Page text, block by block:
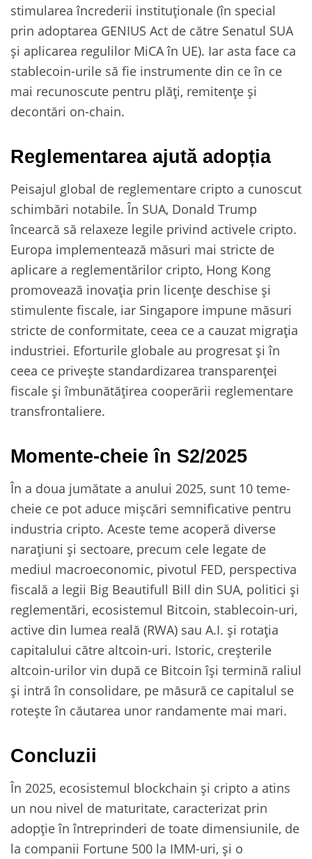
stimularea încrederii instituționale (în special
prin adoptarea GENIUS Act de către Senatul SUA
și aplicarea regulilor MiCA în UE). Iar asta face ca
stablecoin-urile să fie instrumente din ce în ce
mai recunoscute pentru plăți, remitențe și
decontări on-chain.
Reglementarea ajută adopția
Peisajul global de reglementare cripto a cunoscut
schimbări notabile. În SUA, Donald Trump
încearcă să relaxeze legile privind activele cripto.
Europa implementează măsuri mai stricte de
aplicare a reglementărilor cripto, Hong Kong
promovează inovația prin licențe deschise și
stimulente fiscale, iar Singapore impune măsuri
stricte de conformitate, ceea ce a cauzat migrația
industriei. Eforturile globale au progresat și în
ceea ce privește standardizarea transparenței
fiscale și îmbunătățirea cooperării reglementare
transfrontaliere.
Momente-cheie în S2/2025
În a doua jumătate a anului 2025, sunt 10 teme-
cheie ce pot aduce mișcări semnificative pentru
industria cripto. Aceste teme acoperă diverse
narațiuni și sectoare, precum cele legate de
mediul macroeconomic, pivotul FED, perspectiva
fiscală a legii Big Beautifull Bill din SUA, politici și
reglementări, ecosistemul Bitcoin, stablecoin-uri,
active din lumea reală (RWA) sau A.I. și rotația
capitalului către altcoin-uri. Istoric, creșterile
altcoin-urilor vin după ce Bitcoin își termină raliul
și intră în consolidare, pe măsură ce capitalul se
rotește în căutarea unor randamente mai mari.
Concluzii
În 2025, ecosistemul blockchain și cripto a atins
un nou nivel de maturitate, caracterizat prin
adopție în întreprinderi de toate dimensiunile, de
la companii Fortune 500 la IMM-uri, și o